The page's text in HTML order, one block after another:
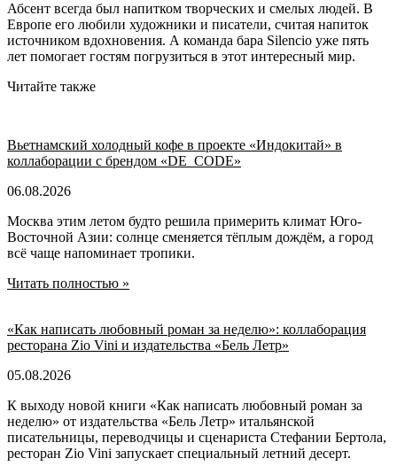
Абсент всегда был напитком творческих и смелых людей. В
Европе его любили художники и писатели, считая напиток
источником вдохновения. А команда бара Silencio уже пять
лет помогает гостям погрузиться в этот интересный мир.
Читайте также
Вьетнамский холодный кофе в проекте «Индокитай» в
коллаборации с брендом «DE_CODE»
06.08.2026
Москва этим летом будто решила примерить климат Юго-
Восточной Азии: солнце сменяется тёплым дождём, а город
всё чаще напоминает тропики.
Читать полностью »
«Как написать любовный роман за неделю»: коллаборация
ресторана Zio Vini и издательства «Бель Летр»
05.08.2026
К выходу новой книги «Как написать любовный роман за
неделю» от издательства «Бель Летр» итальянской
писательницы, переводчицы и сценариста Стефании Бертола,
ресторан Zio Vini запускает специальный летний десерт.